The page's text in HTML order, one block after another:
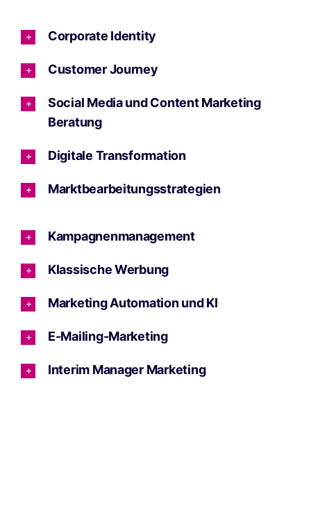
Corporate Identity
Customer Journey
Social Media und Content Marketing
Beratung
Digitale Transformation
Marktbearbeitungsstrategien
Kampagnenmanagement
Klassische Werbung
Marketing Automation und KI
E-Mailing-Marketing
Interim Manager Marketing